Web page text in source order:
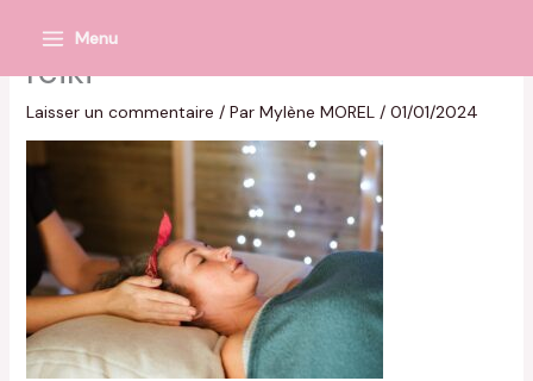
contenu
Menu
Menu
reiki
Laisser un commentaire / Par Mylène MOREL / 01/01/2024